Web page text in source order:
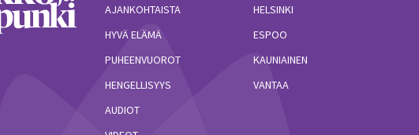
AJANKOHTAISTA
HYVÄ ELÄMÄ
PUHEENVUOROT
HENGELLISYYS
AUDIOT
HELSINKI
ESPOO
KAUNIAINEN
VANTAA